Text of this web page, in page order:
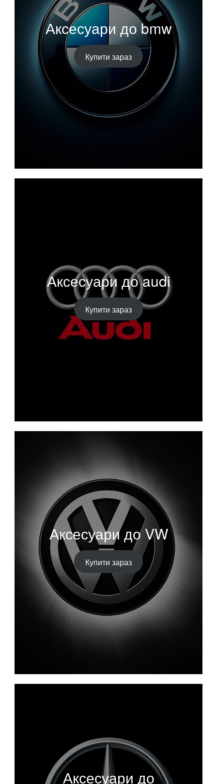
Аксесуари до bmw
Купити зараз
Аксесуари до audi
Купити зараз
Аксесуари до VW
Купити зараз
Аксесуари до